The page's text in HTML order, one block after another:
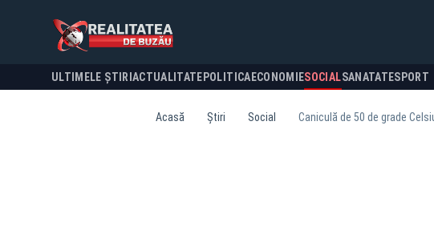
ULTIMELE ȘTIRI ACTUALITATE POLITICA ECONOMIESOCIALSANATATESPORT
Acasă Știri Social Caniculă de 50 de grade